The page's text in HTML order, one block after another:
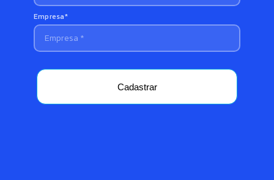
Empresa*
Cadastrar